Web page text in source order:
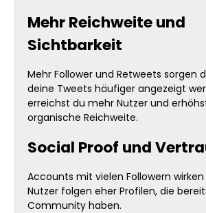
Mehr Reichweite und
Sichtbarkeit
Mehr Follower und Retweets sorgen
deine Tweets häufiger angezeigt
erreichst du mehr Nutzer und
organische Reichweite.
Social Proof und
Accounts mit vielen Followern
Nutzer folgen eher Profilen, die
Community haben.